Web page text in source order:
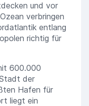
und vor
verbringen
entlang
richtig für
600.000
der
Hafen für
liegt ein